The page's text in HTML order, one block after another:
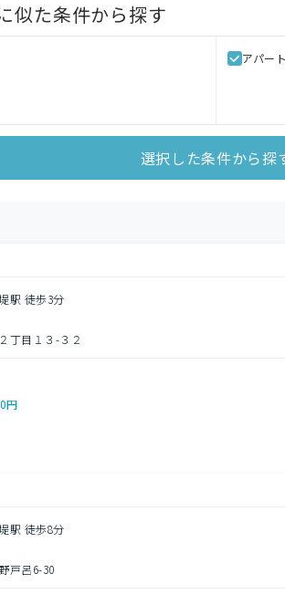
似た条件から探す
アパー
選択した条件から探
駅 徒歩3分
丁目１３-３２
円
駅 徒歩8分
戸呂6-30